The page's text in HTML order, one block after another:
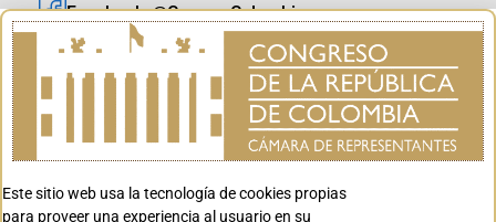
Facebook_@CamaraColombia
Instagram_@CamaraColombia
X_@CamaraColombia
Youtube_@CamaraColombia
Youtube_@CanalCongreso
Este sitio web usa la tecnología de cookies propias
para proveer una experiencia al usuario en su